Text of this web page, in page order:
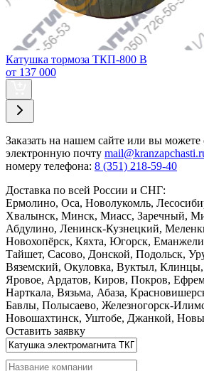
Катушка тормоза ТКП-800 В
от 137 000
Заказать на нашем сайте или вы можете
электронную почту
номеру телефона: 8 (351) 218-59-40
Доставка по всей России и СНГ:
Ермолино, Оса, Новолукомль,
Хвалынск, Минск, Миасс, Заречный,
Абдулино, Ленинск-Кузнецкий,
Новохопёрск, Кяхта, Югорск,
Тайшет, Сасово, Донской, Подольск,
Вяземский, Окуловка, Вуктыл,
Яровое, Ардатов, Киров, Покров,
Нарткала, Вязьма, Абаза,
Бавлы, Полысаево, Железногорск-
Новошахтинск, Уштобе, Джанкой,
Оставить заявку